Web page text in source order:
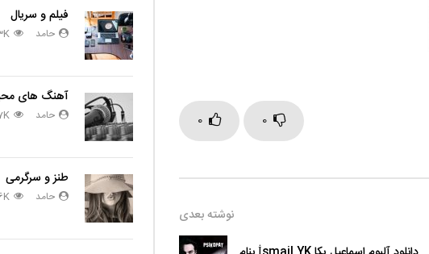
0 0
نوشته بعدی
فیلم و سریال
حامد
آهنگ های
حامد
طنز و سرگرمی
حامد